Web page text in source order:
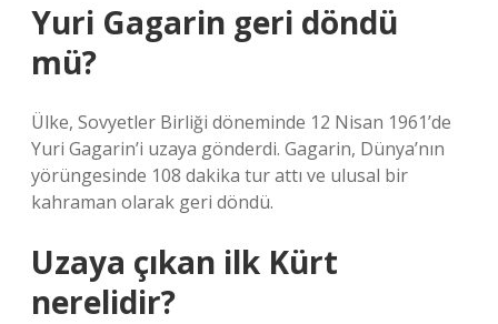
Yuri Gagarin geri döndü
mü?
Ülke, Sovyetler Birliği döneminde 12 Nisan 1961’de
Yuri Gagarin’i uzaya gönderdi. Gagarin, Dünya’nın
yörüngesinde 108 dakika tur attı ve ulusal bir
kahraman olarak geri döndü.
Uzaya çıkan ilk Kürt
nerelidir?